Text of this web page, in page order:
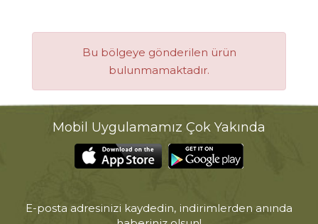
Bu bölgeye gönderilen ürün
bulunmamaktadır.
Mobil Uygulamamız Çok Yakında
E-posta adresinizi kaydedin, indirimlerden anında